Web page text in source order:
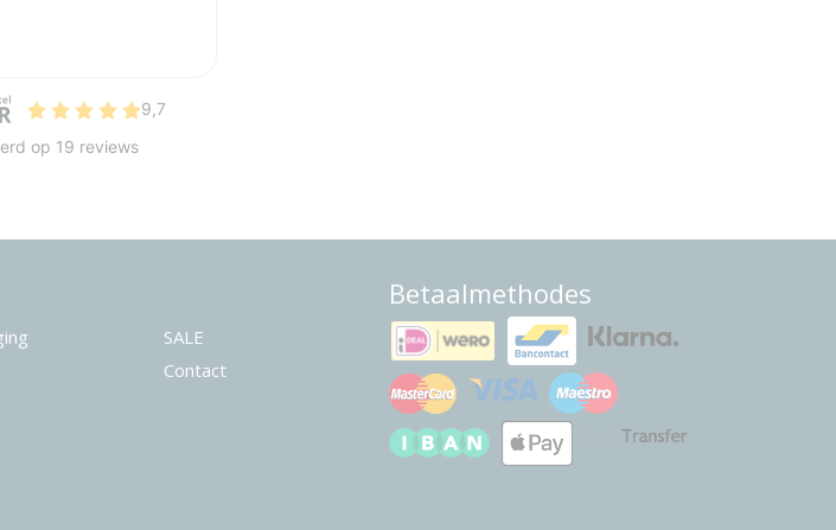
SALE
Contact
Betaalmethodes